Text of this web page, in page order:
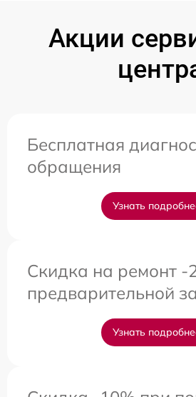
Акции
Бесплатная
обращения
Узнать
Скидка на ремонт -
предварительной
Узнать